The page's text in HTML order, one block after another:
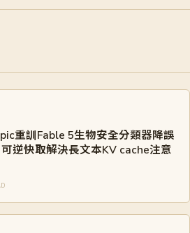
重訓Fable 5生物安全分類器降誤
逆快取解決長文本KV cache注意